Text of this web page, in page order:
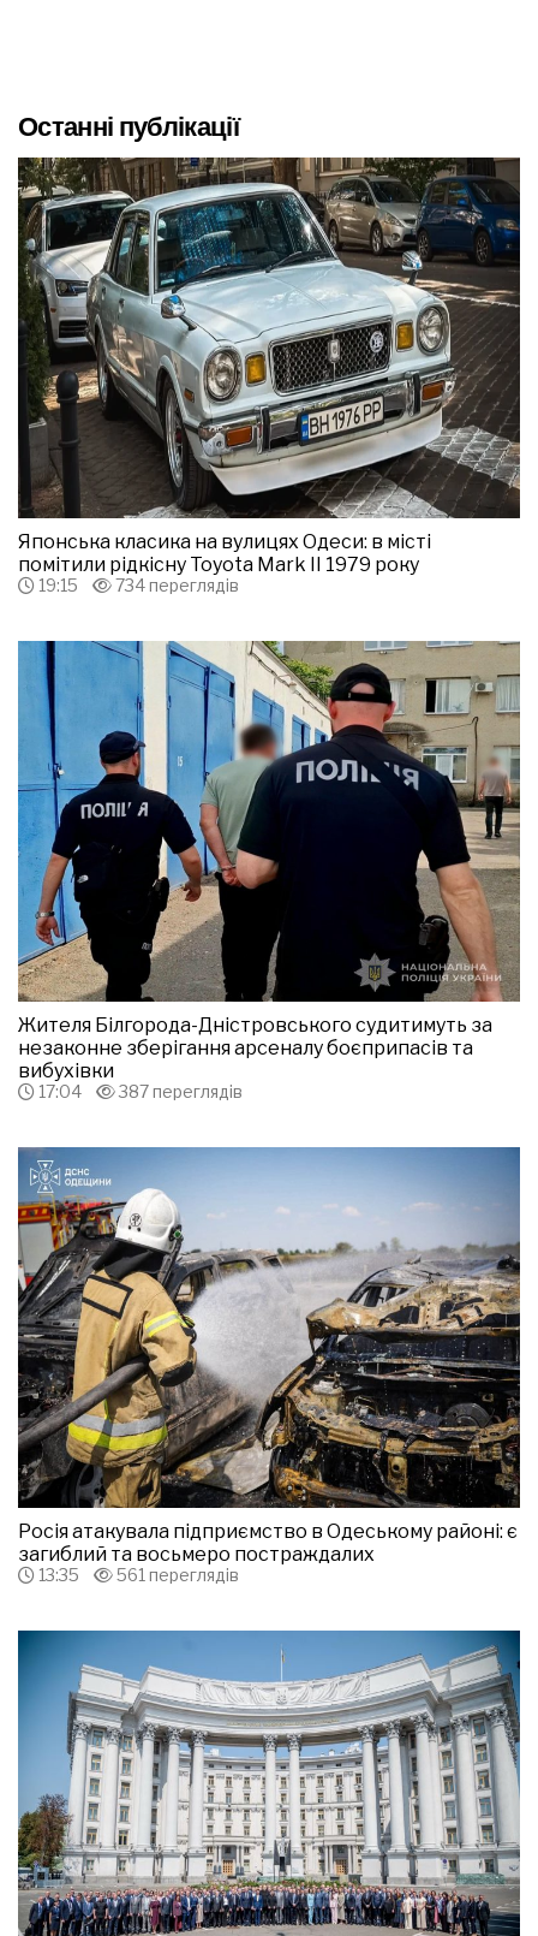
Останні публікації
Японська класика на вулицях Одеси: в місті
помітили рідкісну Toyota Mark II 1979 року
19:15 734 переглядів
Жителя Білгорода-Дністровського судитимуть за
незаконне зберігання арсеналу боєприпасів та
вибухівки
17:04 387 переглядів
Росія атакувала підприємство в Одеському районі: є
загиблий та восьмеро постраждалих
13:35 561 переглядів